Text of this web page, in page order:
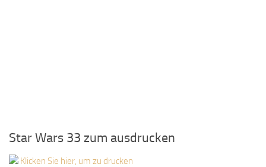
Star Wars 33 zum ausdrucken
Klicken Sie hier, um zu drucken